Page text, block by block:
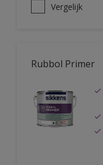
Vergelijk
Rubbol Primer